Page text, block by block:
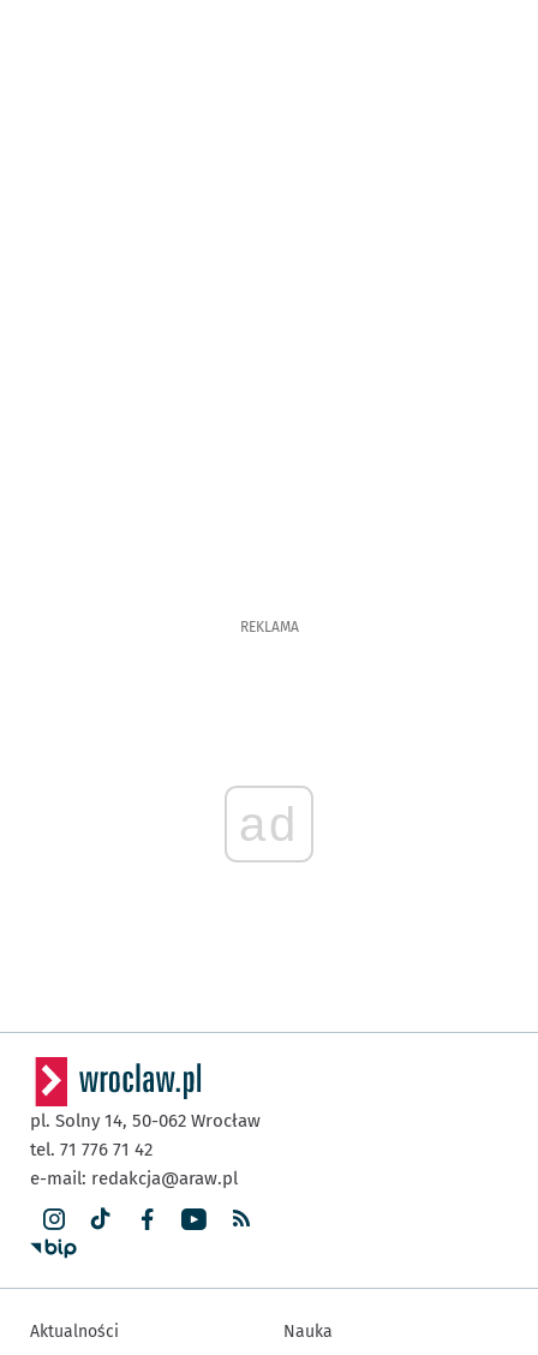
REKLAMA
ad
pl. Solny 14, 50-062 Wrocław
tel. 71 776 71 42
e-mail: redakcja@araw.pl
Aktualności Nauka